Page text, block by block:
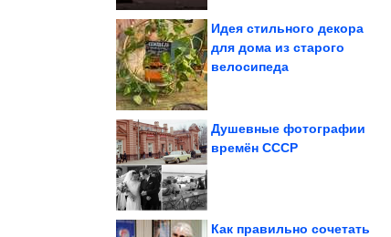
Идея стильного декора
для дома из старого
велосипеда
Как живёт в свои 56
Душевные фотографии
времён СССР
Как правильно сочетать